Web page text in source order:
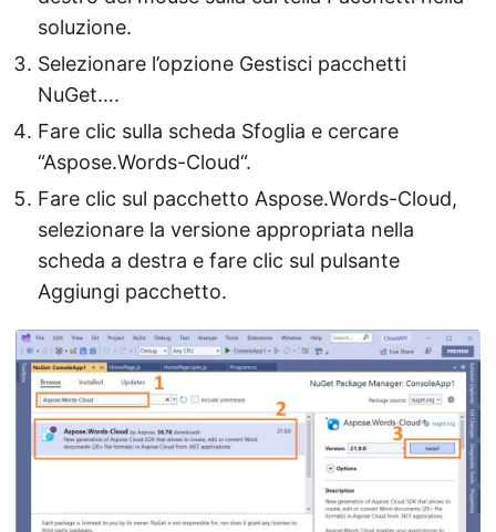
soluzione.
Selezionare l’opzione Gestisci pacchetti
NuGet….
Fare clic sulla scheda Sfoglia e cercare
“Aspose.Words-Cloud“.
Fare clic sul pacchetto Aspose.Words-Cloud,
selezionare la versione appropriata nella
scheda a destra e fare clic sul pulsante
Aggiungi pacchetto.